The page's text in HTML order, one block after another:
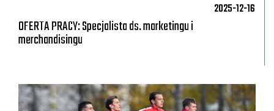
2025-12-16
OFERTA PRACY: Specjalista ds. marketingu i
merchandisingu